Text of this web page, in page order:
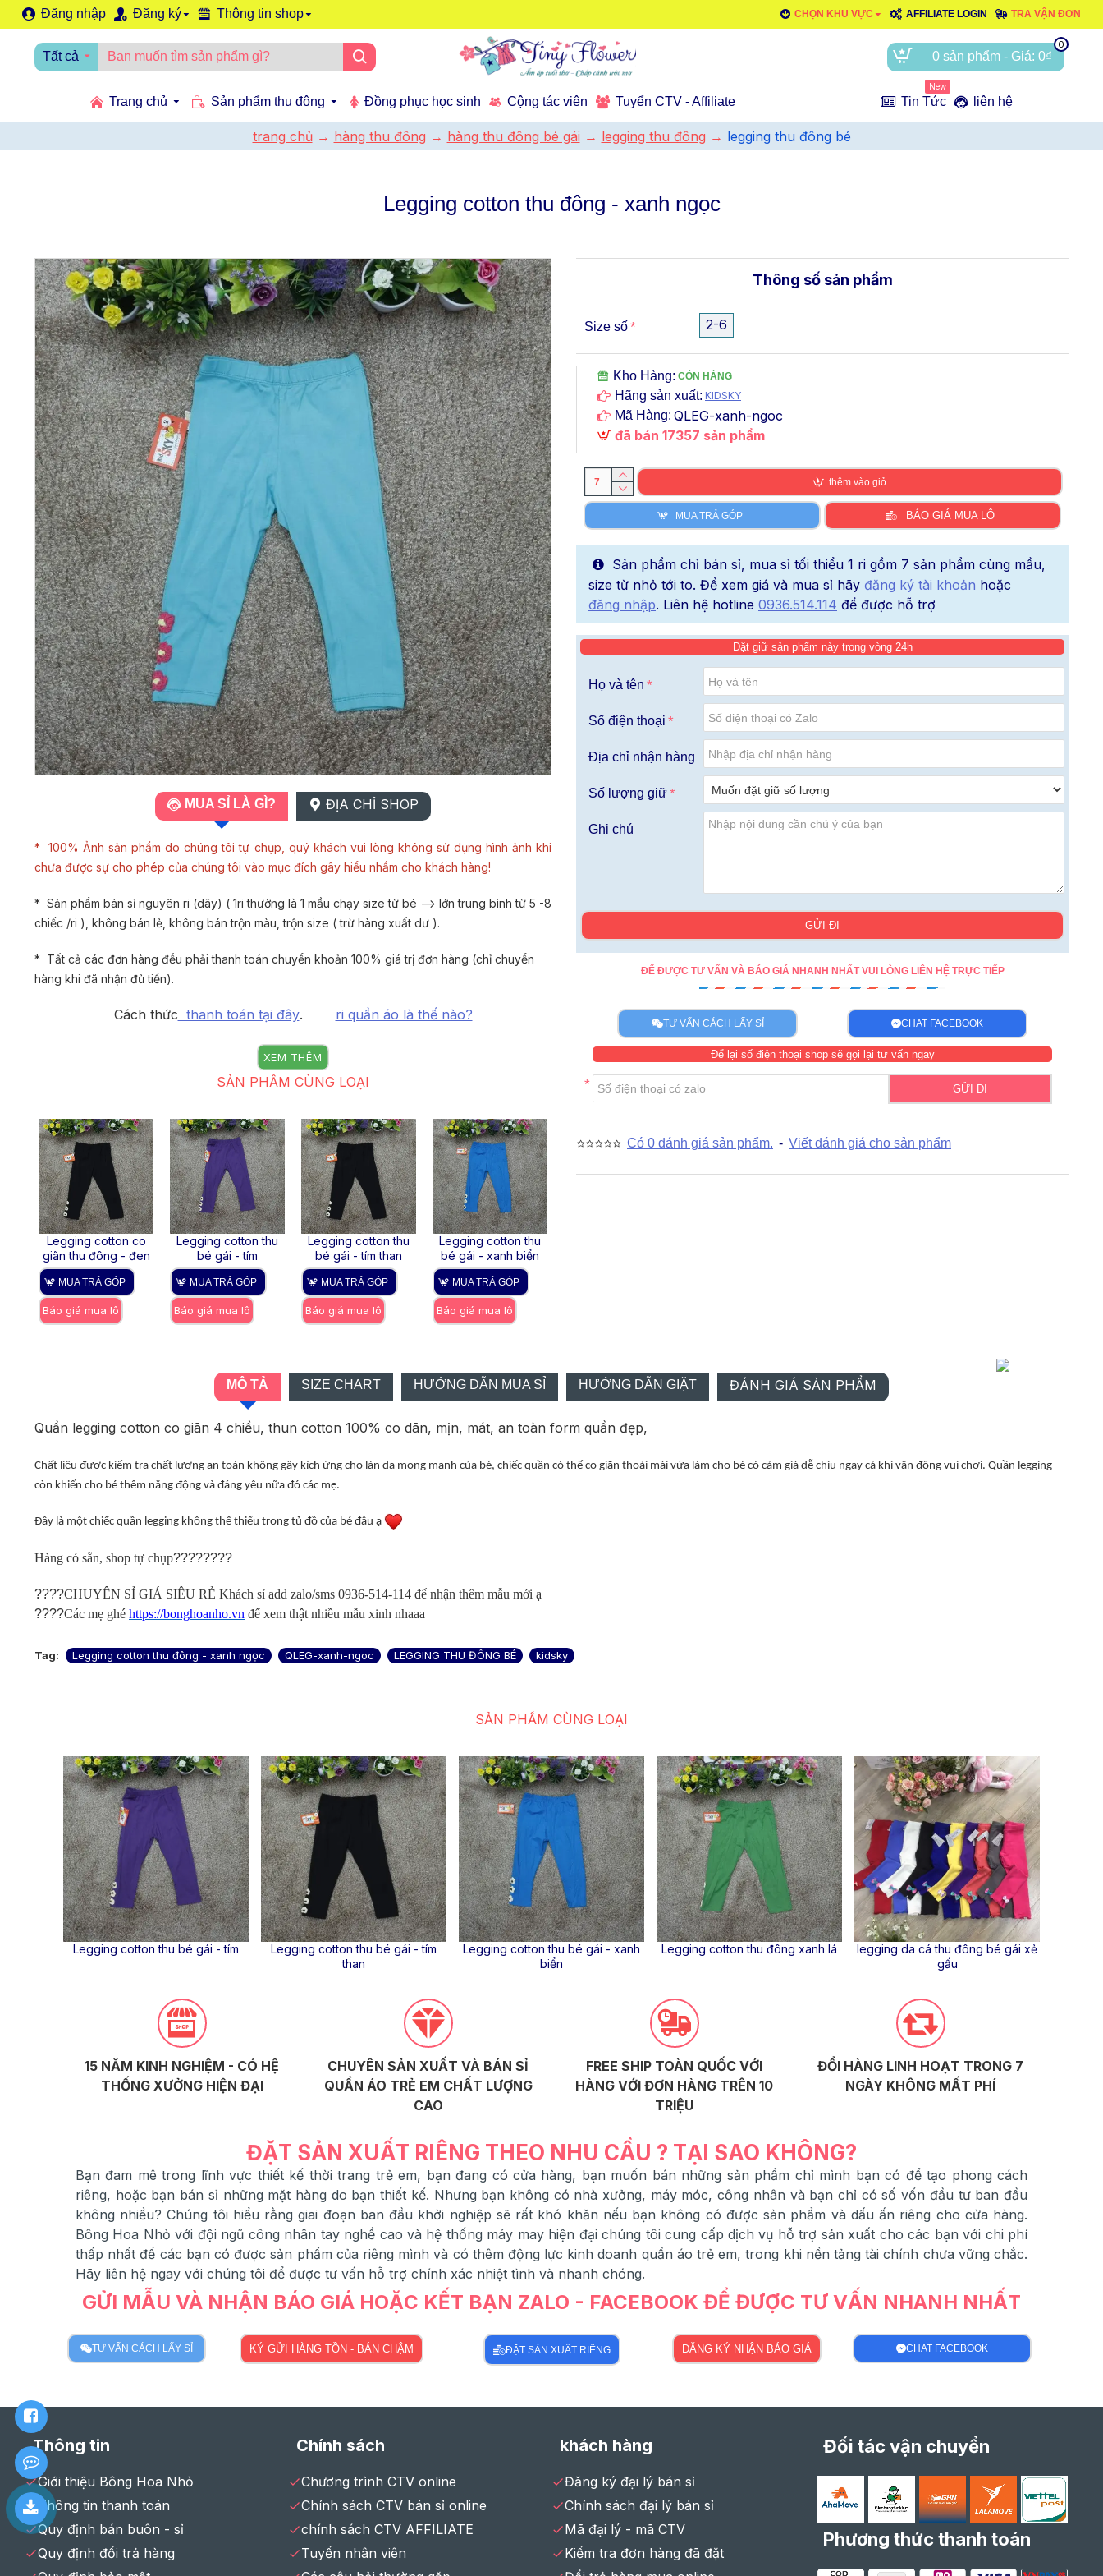
Đăng nhập Đăng ký Thông tin shop CHỌN KHU VỰC AFFILIATE LOGIN TRA VẬN ĐƠN
Tất cả 0 sản phẩm - Giá: 0₫
0
Trang chủ Sản phẩm thu đông Đồng phục học sinh Cộng tác viên Tuyển CTV - Affiliate Tin Tức
New
liên hệ
trang chủ hàng thu đông hàng thu đông bé gái legging thu đông legging thu đông bé
Legging cotton thu đông - xanh ngọc
MUA SỈ LÀ GÌ? ĐỊA CHỈ SHOP
* 100% Ảnh sản phẩm do chúng tôi tự chụp, quý khách vui lòng không sử dụng hình ảnh khi
chưa được sự cho phép của chúng tôi vào mục đích gây hiểu nhầm cho khách hàng!
* Sản phẩm bán sỉ nguyên ri (dây) ( 1ri thường là 1 mầu chạy size từ bé --> lớn trung bình từ 5 -8
chiếc /ri ), không bán lẻ, không bán trộn màu, trộn size ( trừ hàng xuất dư ).
* Tất cả các đơn hàng đều phải thanh toán chuyển khoản 100% giá trị đơn hàng (chỉ chuyển
hàng khi đã nhận đủ tiền).
Cách thức thanh toán tại đây. ri quần áo là thế nào?
XEM THÊM
SẢN PHẨM CÙNG LOẠI
Legging cotton co
giãn thu đông - đen
MUA TRẢ GÓP
Báo giá mua lô
Legging cotton thu
bé gái - tím
MUA TRẢ GÓP
Báo giá mua lô
Legging cotton thu
bé gái - tím than
MUA TRẢ GÓP
Báo giá mua lô
Legging cotton thu
bé gái - xanh biển
MUA TRẢ GÓP
Báo giá mua lô
Kho Hàng: CÒN HÀNG
Hãng sản xuất: KIDSKY
Mã Hàng: QLEG-xanh-ngoc
đã bán 17357 sản phẩm
Có 0 đánh giá sản phẩm. - Viết đánh giá cho sản phẩm
Thông số sản phẩm
Size số 2-6
thêm vào giỏ
MUA TRẢ GÓP BÁO GIÁ MUA LÔ
Sản phẩm chỉ bán sỉ, mua sỉ tối thiểu 1 ri gồm 7 sản phẩm cùng mầu,
size từ nhỏ tới to. Để xem giá và mua sỉ hãy đăng ký tài khoản hoặc
đăng nhập. Liên hệ hotline 0936.514.114 để được hỗ trợ
ĐỂ ĐƯỢC TƯ VẤN VÀ BÁO GIÁ NHANH NHẤT VUI LÒNG LIÊN HỆ TRỰC TIẾP
TƯ VẤN CÁCH LẤY SỈ CHAT FACEBOOK
Để lại số điện thoại shop sẽ gọi lại tư vấn ngay
GỬI ĐI
Đặt giữ sản phẩm này trong vòng 24h
Họ và tên
Số điện thoại
Địa chỉ nhận hàng
Số lượng giữ
Ghi chú
GỬI ĐI
MÔ TẢ SIZE CHART HƯỚNG DẪN MUA SỈ HƯỚNG DẪN GIẶT ĐÁNH GIÁ SẢN PHẨM
Quần legging cotton co giãn 4 chiều, thun cotton 100% co dãn, mịn, mát, an toàn form quần đẹp,
Chất liệu được kiểm tra chất lượng an toàn không gây kích ứng cho làn da mong manh của bé, chiếc quần có thể co giãn thoải mái vừa làm cho bé có cảm giá dễ chịu ngay cả khi vận động vui chơi. Quần legging
còn khiến cho bé thêm năng động và đáng yêu nữa đó các mẹ.
Đây là một chiếc quần legging không thể thiếu trong tủ đồ của bé đâu ạ
Hàng có sẵn, shop tự chụp????????
????CHUYÊN SỈ GIÁ SIÊU RẺ Khách sỉ add zalo/sms 0936-514-114 để nhận thêm mẫu mới ạ
????Các mẹ ghé https://bonghoanho.vn để xem thật nhiều mẫu xinh nhaaa
Tag: Legging cotton thu đông - xanh ngọc QLEG-xanh-ngoc LEGGING THU ĐÔNG BÉ kidsky
SẢN PHẨM CÙNG LOẠI
Legging cotton thu bé gái - tím
Legging cotton thu bé gái - tím
than
Legging cotton thu bé gái - xanh
biển
Legging cotton thu đông xanh lá
legging da cá thu đông bé gái xẻ
gấu
15 NĂM KINH NGHIỆM - CÓ HỆ
THỐNG XƯỞNG HIỆN ĐẠI
CHUYÊN SẢN XUẤT VÀ BÁN SỈ
QUẦN ÁO TRẺ EM CHẤT LƯỢNG
CAO
FREE SHIP TOÀN QUỐC VỚI
HÀNG VỚI ĐƠN HÀNG TRÊN 10
TRIỆU
ĐỔI HÀNG LINH HOẠT TRONG 7
NGÀY KHÔNG MẤT PHÍ
ĐẶT SẢN XUẤT RIÊNG THEO NHU CẦU ? TẠI SAO KHÔNG?
Bạn đam mê trong lĩnh vực thiết kế thời trang trẻ em, bạn đang có cửa hàng, bạn muốn bán những sản phẩm chỉ mình bạn có để tạo phong cách
riêng, hoặc bạn bán sỉ những mặt hàng do bạn thiết kế. Nhưng bạn không có nhà xưởng, máy móc, công nhân và bạn chỉ có số vốn đầu tư ban đầu
không nhiều? Chúng tôi hiểu rằng giai đoạn ban đầu khởi nghiệp sẽ rất khó khăn nếu bạn không có được sản phẩm và dấu ấn riêng cho cửa hàng.
Bông Hoa Nhỏ với đội ngũ công nhân tay nghề cao và hệ thống máy may hiện đại chúng tôi cung cấp dịch vụ hỗ trợ sản xuất cho các bạn với chi phí
thấp nhất để các bạn có được sản phẩm của riêng mình và có thêm động lực kinh doanh quần áo trẻ em, trong khi nền tảng tài chính chưa vững chắc.
Hãy liên hệ ngay với chúng tôi để được tư vấn hỗ trợ chính xác nhiệt tình và nhanh chóng.
GỬI MẪU VÀ NHẬN BÁO GIÁ HOẶC KẾT BẠN ZALO - FACEBOOK ĐỂ ĐƯỢC TƯ VẤN NHANH NHẤT
TƯ VẤN CÁCH LẤY SỈ KÝ GỬI HÀNG TỒN - BÁN CHẬM ĐẶT SẢN XUẤT RIÊNG ĐĂNG KÝ NHẬN BÁO GIÁ CHAT FACEBOOK
Thông tin
Giới thiệu Bông Hoa Nhỏ
Thông tin thanh toán
Quy định bán buôn - sỉ
Quy định đổi trả hàng
Chính sách
Chương trình CTV online
Chính sách CTV bán sỉ online
chính sách CTV AFFILIATE
Tuyển nhân viên
khách hàng
Đăng ký đại lý bán sỉ
Chính sách đại lý bán sỉ
Mã đại lý - mã CTV
Kiểm tra đơn hàng đã đặt
Đối tác vận chuyển
Phương thức thanh toán